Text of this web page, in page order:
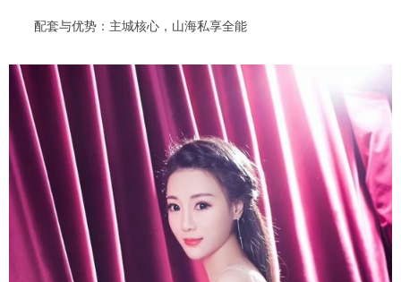
配套与优势：主城核心，山海私享全能